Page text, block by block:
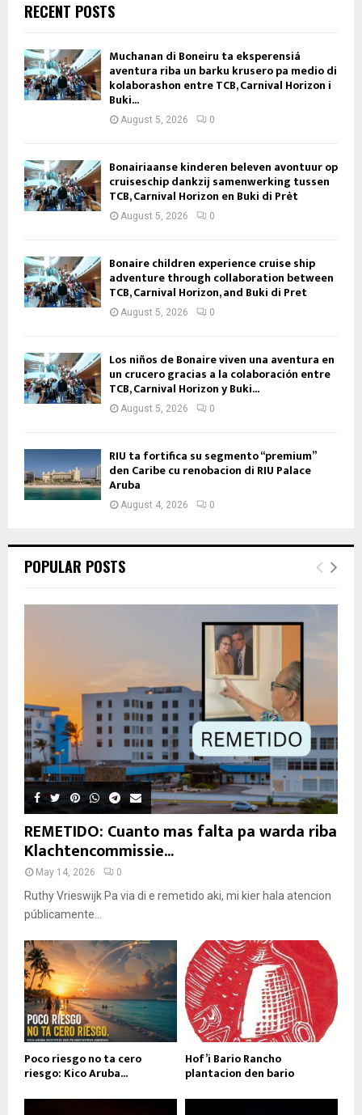
RECENT POSTS
Muchanan di Boneiru ta eksperensiá
aventura riba un barku krusero pa medio di
kolaborashon entre TCB, Carnival Horizon i
Buki...
August 5, 2026 0
Bonairiaanse kinderen beleven avontuur op
cruiseschip dankzij samenwerking tussen
TCB, Carnival Horizon en Buki di Prèt
August 5, 2026 0
Bonaire children experience cruise ship
adventure through collaboration between
TCB, Carnival Horizon, and Buki di Pret
August 5, 2026 0
Los niños de Bonaire viven una aventura en
un crucero gracias a la colaboración entre
TCB, Carnival Horizon y Buki...
August 5, 2026 0
RIU ta fortifica su segmento “premium”
den Caribe cu renobacion di RIU Palace
Aruba
August 4, 2026 0
POPULAR POSTS
REMETIDO: Cuanto mas falta pa warda riba
Klachtencommissie...
May 14, 2026 0
Ruthy Vrieswijk Pa via di e remetido aki, mi kier hala atencion
públicamente...
Poco riesgo no ta cero
riesgo: Kico Aruba...
Hof’i Bario Rancho
plantacion den bario